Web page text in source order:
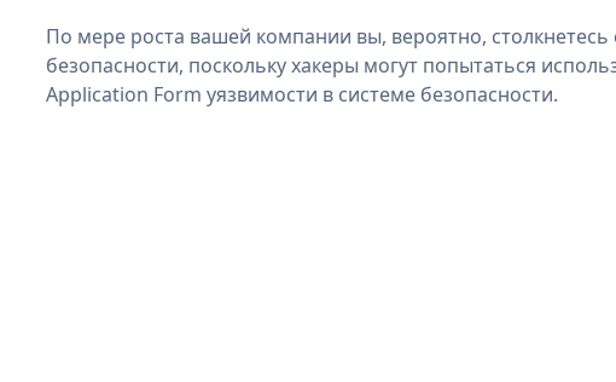
По мере роста вашей компании вы, вероятно,
безопасности, поскольку хакеры могут попытаться
Application Form уязвимости в системе безопасности.